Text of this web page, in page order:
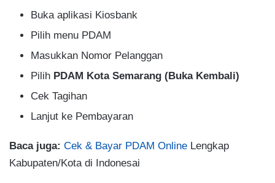
Buka aplikasi Kiosbank
Pilih menu PDAM
Masukkan Nomor Pelanggan
Pilih PDAM Kota Semarang (Buka Kembali)
Cek Tagihan
Lanjut ke Pembayaran
Baca juga: Cek & Bayar PDAM Online Lengkap
Kabupaten/Kota di Indonesai